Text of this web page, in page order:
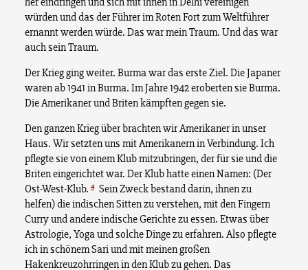
würden und das der Führer im Roten Fort zum Weltführer
ernannt werden würde. Das war mein Traum. Und das war
auch sein Traum.
Der Krieg ging weiter. Burma war das erste Ziel. Die Japaner
waren ab 1941 in Burma. Im Jahre 1942 eroberten sie Burma.
Die Amerikaner und Briten kämpften gegen sie.
Den ganzen Krieg über brachten wir Amerikaner in unser
Haus. Wir setzten uns mit Amerikanern in Verbindung. Ich
pflegte sie von einem Klub mitzubringen, der für sie und die
Briten eingerichtet war. Der Klub hatte einen Namen: (Der
Ost-West-Klub. 4 Sein Zweck bestand darin, ihnen zu
helfen) die indischen Sitten zu verstehen, mit den Fingern
Curry und andere indische Gerichte zu essen. Etwas über
Astrologie, Yoga und solche Dinge zu erfahren. Also pflegte
ich in schönem Sari und mit meinen großen
Hakenkreuzohrringen in den Klub zu gehen. Das